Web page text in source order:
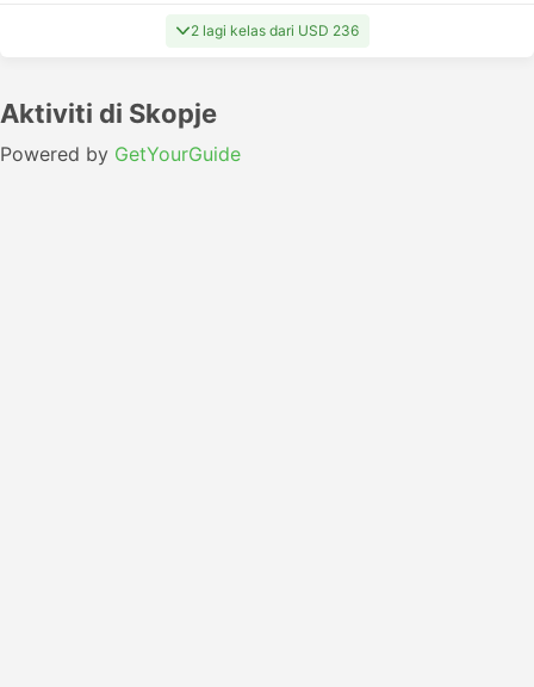
2 lagi kelas dari USD 236
Aktiviti di Skopje
Powered by GetYourGuide